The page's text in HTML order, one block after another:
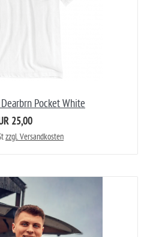
Pocket White
25,00
zzgl. Versandkosten